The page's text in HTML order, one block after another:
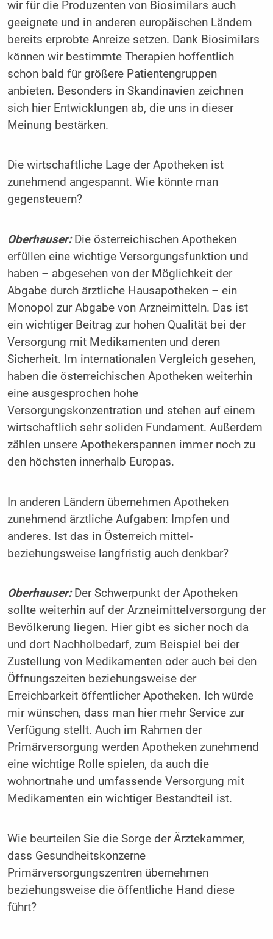
wir für die Produzenten von Biosimilars auch
geeignete und in anderen europäischen Ländern
bereits erprobte Anreize setzen. Dank Biosimilars
können wir bestimmte Therapien hoffentlich
schon bald für größere Patientengruppen
anbieten. Besonders in Skandinavien zeichnen
sich hier Entwicklungen ab, die uns in dieser
Meinung bestärken.
Die wirtschaftliche Lage der Apotheken ist
zunehmend angespannt. Wie könnte man
gegensteuern?
Oberhauser:Die österreichischen Apotheken
erfüllen eine wichtige Versorgungsfunktion und
haben – abgesehen von der Möglichkeit der
Abgabe durch ärztliche Hausapotheken – ein
Monopol zur Abgabe von Arzneimitteln. Das ist
ein wichtiger Beitrag zur hohen Qualität bei der
Versorgung mit Medikamenten und deren
Sicherheit. Im internationalen Vergleich gesehen,
haben die österreichischen Apotheken weiterhin
eine ausgesprochen hohe
Versorgungskonzentration und stehen auf einem
wirtschaftlich sehr soliden Fundament. Außerdem
zählen unsere Apothekerspannen immer noch zu
den höchsten innerhalb Europas.
In anderen Ländern übernehmen Apotheken
zunehmend ärztliche Aufgaben: Impfen und
anderes. Ist das in Österreich mittel-
beziehungsweise langfristig auch denkbar?
Oberhauser:Der Schwerpunkt der Apotheken
sollte weiterhin auf der Arzneimittelversorgung der
Bevölkerung liegen. Hier gibt es sicher noch da
und dort Nachholbedarf, zum Beispiel bei der
Zustellung von Medikamenten oder auch bei den
Öffnungszeiten beziehungsweise der
Erreichbarkeit öffentlicher Apotheken. Ich würde
mir wünschen, dass man hier mehr Service zur
Verfügung stellt. Auch im Rahmen der
Primärversorgung werden Apotheken zunehmend
eine wichtige Rolle spielen, da auch die
wohnortnahe und umfassende Versorgung mit
Medikamenten ein wichtiger Bestandteil ist.
Wie beurteilen Sie die Sorge der Ärztekammer,
dass Gesundheitskonzerne
Primärversorgungszentren übernehmen
beziehungsweise die öffentliche Hand diese
führt?